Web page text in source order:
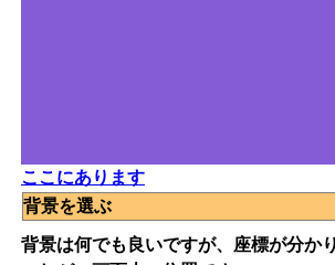
ここにあります
背景を選ぶ
背景は何でも良いですが、座標が分